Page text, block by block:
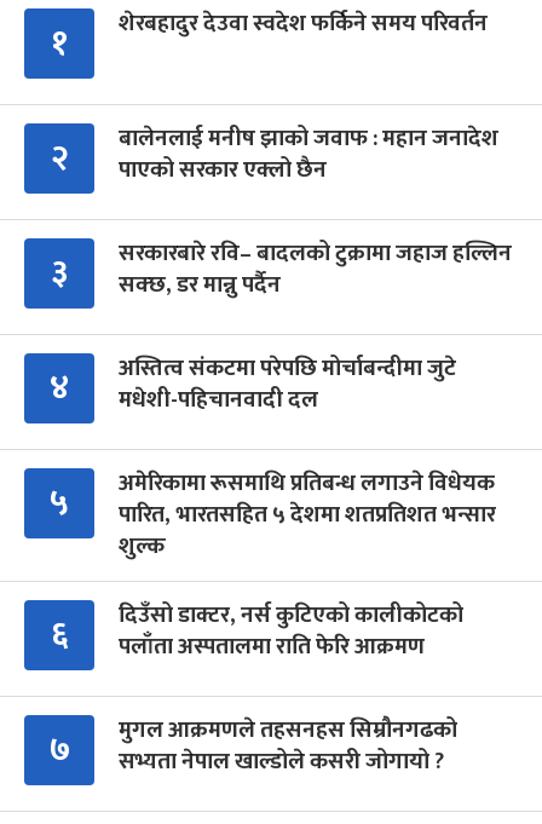
१ शेरबहादुर देउवा स्वदेश फर्किने समय परिवर्तन
२
बालेनलाई मनीष झाको जवाफ : महान जनादेश
पाएको सरकार एक्लो छैन
३
सरकारबारे रवि– बादलको टुक्रामा जहाज हल्लिन
सक्छ, डर मान्नु पर्दैन
४
अस्तित्व संकटमा परेपछि मोर्चाबन्दीमा जुटे
मधेशी-पहिचानवादी दल
५
अमेरिकामा रूसमाथि प्रतिबन्ध लगाउने विधेयक
पारित, भारतसहित ५ देशमा शतप्रतिशत भन्सार
शुल्क
६
दिउँसो डाक्टर, नर्स कुटिएको कालीकोटको
पलाँता अस्पतालमा राति फेरि आक्रमण
७
मुगल आक्रमणले तहसनहस सिम्रौनगढको
सभ्यता नेपाल खाल्डोले कसरी जोगायो ?